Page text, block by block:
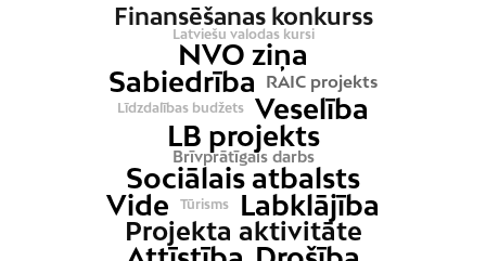
Finansēšanas konkurss
Latviešu valodas kursi
NVO ziņa
Sabiedrība
RAIC projekts
Līdzdalības budžets
Veselība
LB projekts
Brīvprātīgais darbs
Sociālais atbalsts
Vide
Tūrisms Labklājība
Projekta aktivitāte